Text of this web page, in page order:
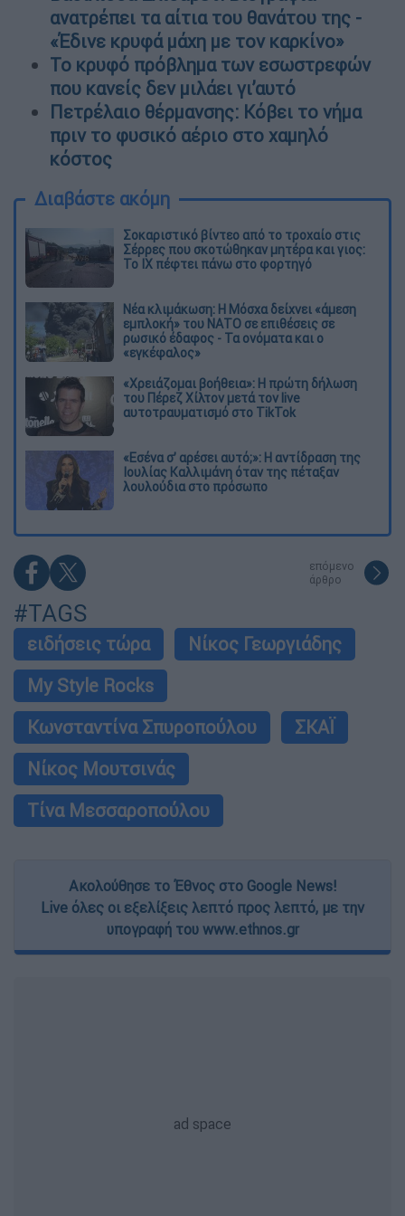
ανατρέπει τα αίτια του θανάτου της -
«Έδινε κρυφά μάχη με τον καρκίνο»
Το κρυφό πρόβλημα των εσωστρεφών
που κανείς δεν μιλάει γι’αυτό
Πετρέλαιο θέρμανσης: Κόβει το νήμα
πριν το φυσικό αέριο στο χαμηλό
κόστος
Διαβάστε ακόμη
Σοκαριστικό βίντεο από το τροχαίο στις
Σέρρες που σκοτώθηκαν μητέρα και γιος:
Το ΙΧ πέφτει πάνω στο φορτηγό
Νέα κλιμάκωση: Η Μόσχα δείχνει «άμεση
εμπλοκή» του ΝΑΤΟ σε επιθέσεις σε
ρωσικό έδαφος - Τα ονόματα και ο
«εγκέφαλος»
«Χρειάζομαι βοήθεια»: Η πρώτη δήλωση
του Πέρεζ Χίλτον μετά τον live
αυτοτραυματισμό στο TikTok
«Εσένα σ’ αρέσει αυτό;»: Η αντίδραση της
Ιουλίας Καλλιμάνη όταν της πέταξαν
λουλούδια στο πρόσωπο
επόμενο
άρθρο
#TAGS
ειδήσεις τώρα
Νίκος Γεωργιάδης
My Style Rocks
Κωνσταντίνα Σπυροπούλου
ΣΚΑΪ
Νίκος Μουτσινάς
Τίνα Μεσσαροπούλου
Ακολούθησε το Έθνος στο Google News!
Live όλες οι εξελίξεις λεπτό προς λεπτό, με την
υπογραφή του www.ethnos.gr